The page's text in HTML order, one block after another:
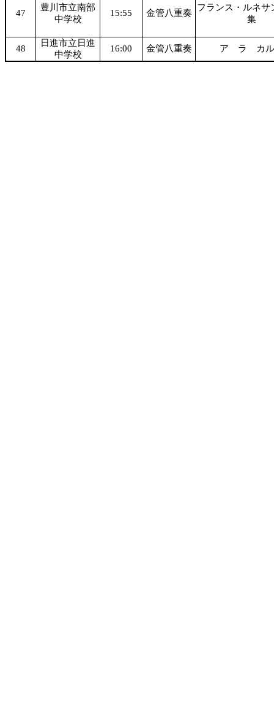
47
豊川市立南部
中学校
15:55 金管八重奏
フランス・ルネサ
集
48
日進市立日進
中学校
16:00 金管八重奏 ア ラ カル